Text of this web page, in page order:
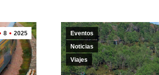
8 2025
Eventos
Noticias
Viajes